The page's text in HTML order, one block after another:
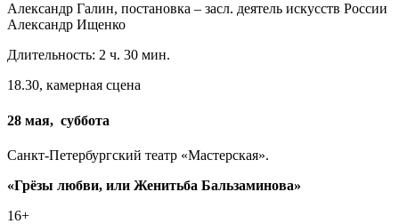
Александр Галин, постановка – засл. деятель искусств России
Александр Ищенко
Длительность: 2 ч. 30 мин.
18.30, камерная сцена
28 мая, суббота
Санкт-Петербургский театр «Мастерская».
«Грёзы любви, или Женитьба Бальзаминова»
16+